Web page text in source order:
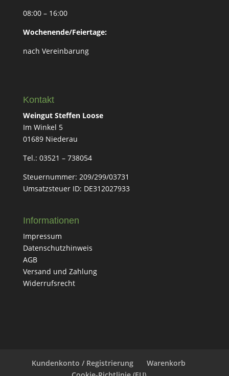
08:00 – 16:00
Wochenende/Feiertage:
nach Vereinbarung
Kontakt
Weingut Steffen Loose
Im Winkel 5
01689 Niederau
Tel.: 03521 – 738054
Steuernummer: 209/299/03731
Umsatzsteuer ID: DE312027933
Informationen
Impressum
Datenschutzhinweis
AGB
Versand und Zahlung
Widerrufsrecht
Kundenkonto / Registrierung
Warenkorb